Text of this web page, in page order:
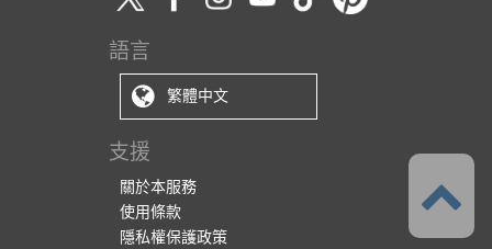
語言
繁體中文
支援
關於本服務
使用條款
隱私權保護政策